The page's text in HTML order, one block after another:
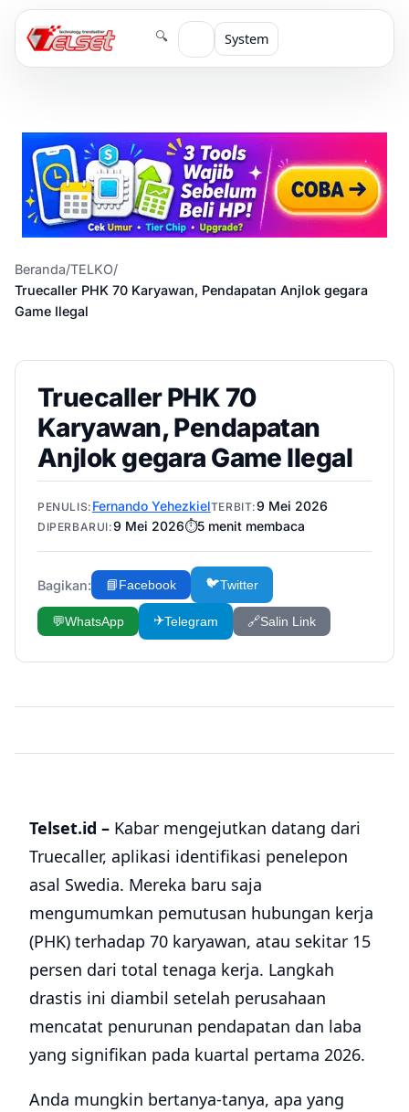
🔍 System
Beranda/TELKO/
Truecaller PHK 70 Karyawan, Pendapatan Anjlok gegara
Game Ilegal
Truecaller PHK 70
Karyawan, Pendapatan
Anjlok gegara Game Ilegal
PENULIS: Fernando YehezkielTERBIT:9 Mei 2026
DIPERBARUI:9 Mei 2026⏱️5menit membaca
Bagikan: 📘Facebook 🐦Twitter
💬WhatsApp ✈️Telegram 🔗Salin Link
Telset.id – Kabar mengejutkan datang dari
Truecaller, aplikasi identifikasi penelepon
asal Swedia. Mereka baru saja
mengumumkan pemutusan hubungan kerja
(PHK) terhadap 70 karyawan, atau sekitar 15
persen dari total tenaga kerja. Langkah
drastis ini diambil setelah perusahaan
mencatat penurunan pendapatan dan laba
yang signifikan pada kuartal pertama 2026.
Anda mungkin bertanya-tanya, apa yang